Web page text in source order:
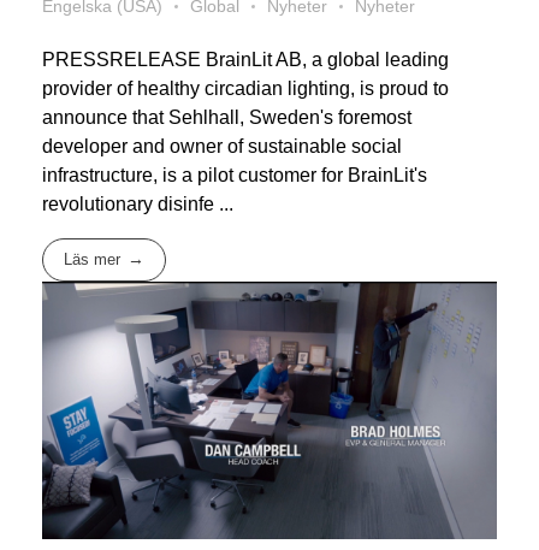
Engelska (USA) Global Nyheter Nyheter
PRESSRELEASE BrainLit AB, a global leading
provider of healthy circadian lighting, is proud to
announce that Sehlhall, Sweden's foremost
developer and owner of sustainable social
infrastructure, is a pilot customer for BrainLit's
revolutionary disinfe ...
Läs mer